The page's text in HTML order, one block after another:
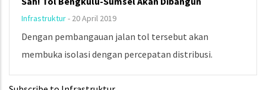
Infrastruktur- 20 April 2019
Dengan pembangauan jalan tol tersebut akan
membuka isolasi dengan percepatan distribusi.